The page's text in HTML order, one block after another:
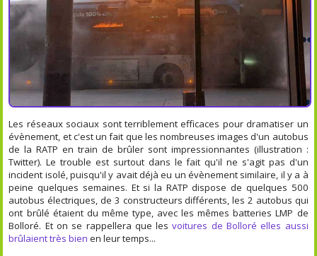
Les réseaux sociaux sont terriblement efficaces pour dramatiser un
évènement, et c'est un fait que les nombreuses images d'un autobus
de la RATP en train de brûler sont impressionnantes (illustration :
Twitter). Le trouble est surtout dans le fait qu'il ne s'agit pas d'un
incident isolé, puisqu'il y avait déjà eu un évènement similaire, il y a à
peine quelques semaines. Et si la RATP dispose de quelques 500
autobus électriques, de 3 constructeurs différents, les 2 autobus qui
ont brûlé étaient du même type, avec les mêmes batteries LMP de
Bolloré. Et on se rappellera que lesvoitures de Bolloré elles aussi
brûlaient très bien en leur temps...